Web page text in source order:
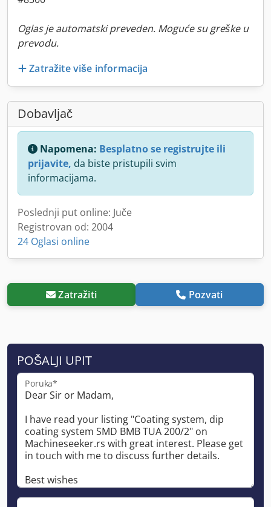
Oglas je automatski preveden. Moguće su greške u
prevodu.
Zatražite više informacija
Dobavljač
Napomena: Besplatno se registrujte ili
prijavite, da biste pristupili svim
informacijama.
Poslednji put online: Juče
Registrovan od: 2004
24 Oglasi online
Zatražiti Pozvati
POŠALJI UPIT
Poruka*